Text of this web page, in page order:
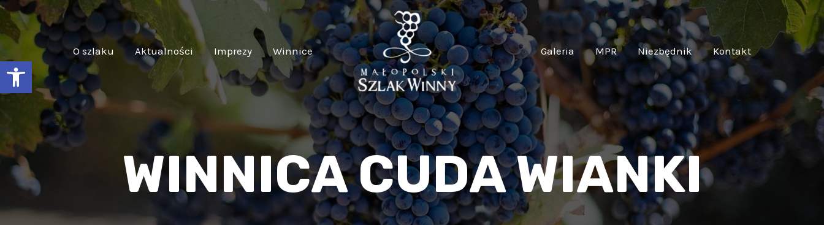
Otwórz pasek narzędzi
O szlaku Aktualności Imprezy Winnice Galeria MPR Niezbędnik Kontakt
WINNICA CUDA WIANKI